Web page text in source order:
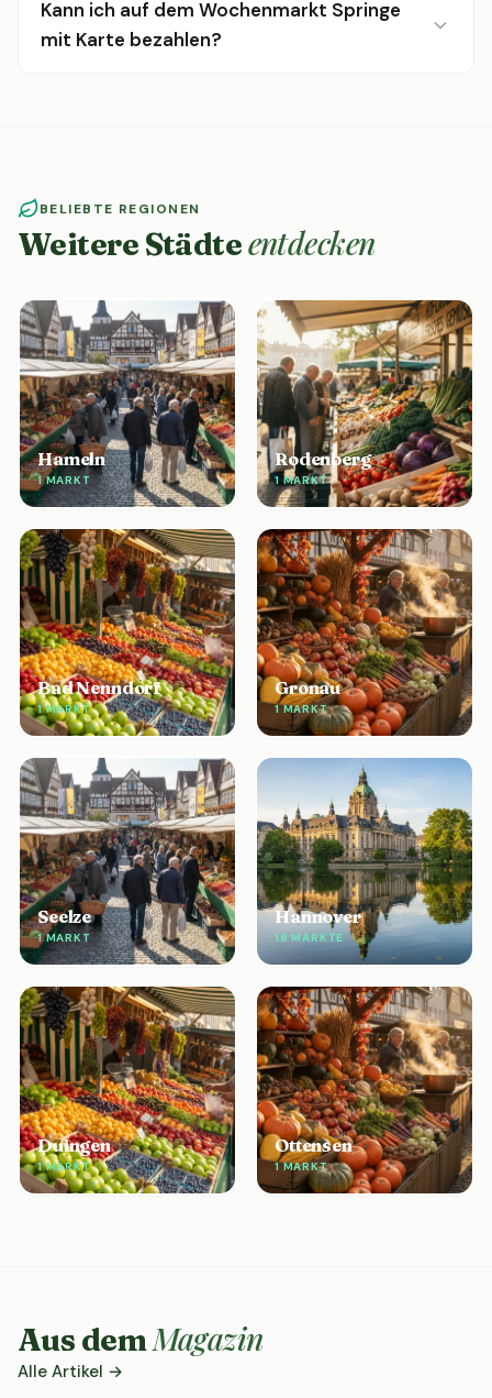
Kann ich auf dem Wochenmarkt Springe
mit Karte bezahlen?
BELIEBTE REGIONEN
Weitere Städteentdecken
Hameln
1 MARKT
Rodenberg
1 MARKT
Bad Nenndorf
1 MARKT
Gronau
1 MARKT
Seelze
1 MARKT
Hannover
18 MÄRKTE
Duingen
1 MARKT
Ottensen
1 MARKT
Aus demMagazin
Alle Artikel →